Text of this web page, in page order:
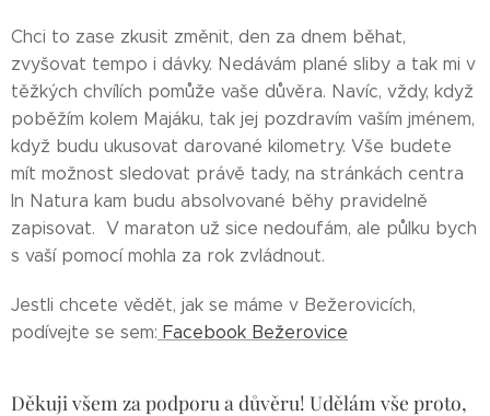
Chci to zase zkusit změnit, den za dnem běhat,
zvyšovat tempo i dávky. Nedávám plané sliby a tak mi v
těžkých chvílích pomůže vaše důvěra. Navíc, vždy, když
poběžím kolem Majáku, tak jej pozdravím vaším jménem,
když budu ukusovat darované kilometry. Vše budete
mít možnost sledovat právě tady, na stránkách centra
In Natura kam budu absolvované běhy pravidelně
zapisovat. V maraton už sice nedoufám, ale půlku bych
s vaší pomocí mohla za rok zvládnout.
Jestli chcete vědět, jak se máme v Bežerovicích,
podívejte se sem: Facebook Bežerovice
Děkuji všem za podporu a důvěru! Udělám vše proto,